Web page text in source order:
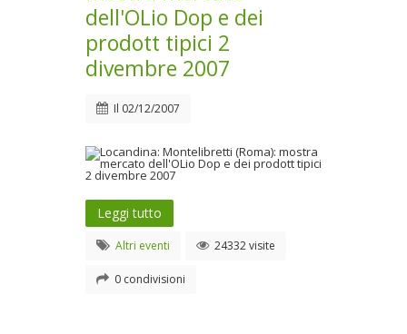
dell'OLio Dop e dei
prodott tipici 2
divembre 2007
Il 02/12/2007
Leggi tutto
Altri eventi 24332 visite
0 condivisioni